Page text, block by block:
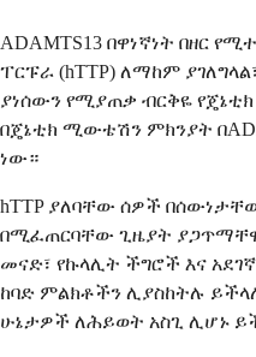
ADAMTS13 በዋነኛነት በዘር
ፐርፑራ (hTTP) ለማከም
ያነሰውን የሚያጠቃ ብርቅዬ
በጄኔቲክ ሚውቴሽን ምክንያት
ነው።
hTTP ያለባቸው ሰዎች
በሚፈጠርባቸው ጊዜያት
መናድ፣ የኩላሊት ችግሮች እና
ከባድ ምልክቶችን ሊያስከትሉ
ሁኔታዎች ለሕይወት አስጊ ሊሆኑ